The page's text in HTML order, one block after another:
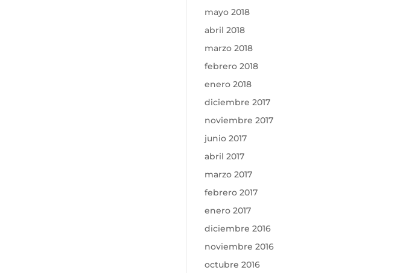
mayo 2018
abril 2018
marzo 2018
febrero 2018
enero 2018
diciembre 2017
noviembre 2017
junio 2017
abril 2017
marzo 2017
febrero 2017
enero 2017
diciembre 2016
noviembre 2016
octubre 2016